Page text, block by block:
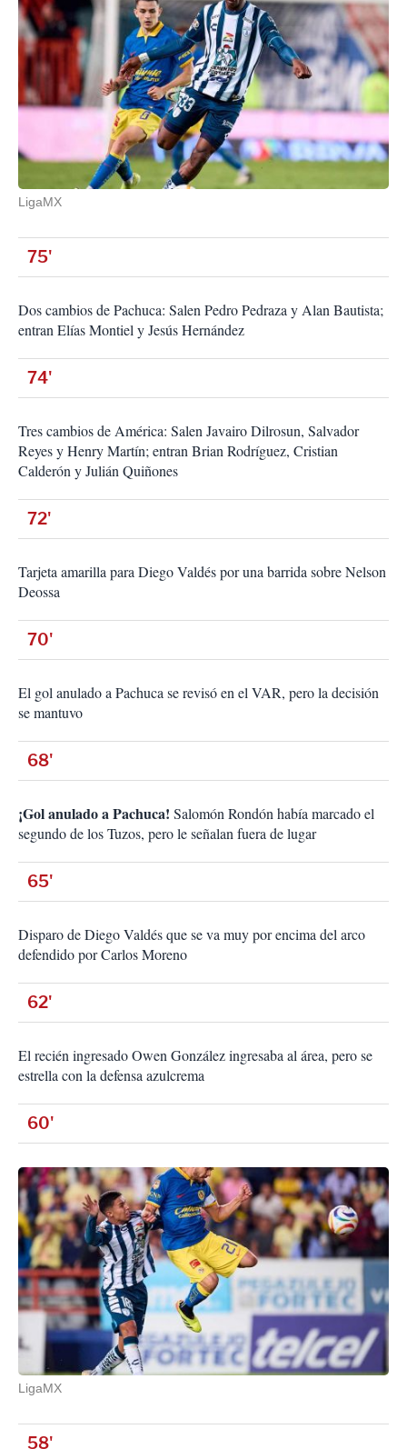
LigaMX
75'
Dos cambios de Pachuca: Salen Pedro Pedraza y Alan Bautista;
entran Elías Montiel y Jesús Hernández
74'
Tres cambios de América: Salen Javairo Dilrosun, Salvador
Reyes y Henry Martín; entran Brian Rodríguez, Cristian
Calderón y Julián Quiñones
72'
Tarjeta amarilla para Diego Valdés por una barrida sobre Nelson
Deossa
70'
El gol anulado a Pachuca se revisó en el VAR, pero la decisión
se mantuvo
68'
¡Gol anulado a Pachuca! Salomón Rondón había marcado el
segundo de los Tuzos, pero le señalan fuera de lugar
65'
Disparo de Diego Valdés que se va muy por encima del arco
defendido por Carlos Moreno
62'
El recién ingresado Owen González ingresaba al área, pero se
estrella con la defensa azulcrema
60'
LigaMX
58'